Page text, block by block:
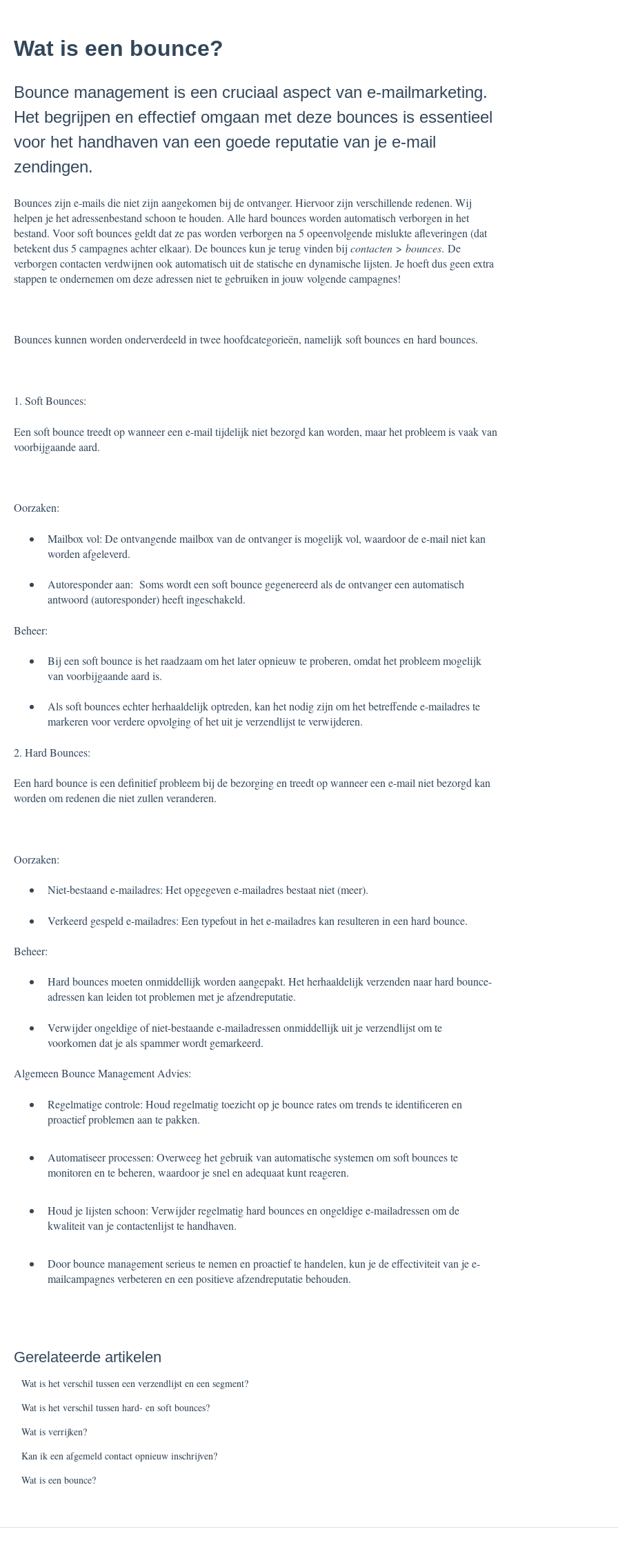
Wat is een bounce?
Bounce management is een cruciaal aspect van e-mailmarketing.
Het begrijpen en effectief omgaan met deze bounces is essentieel
voor het handhaven van een goede reputatie van je e-mail
zendingen.
Bounces zijn e-mails die niet zijn aangekomen bij de ontvanger. Hiervoor zijn verschillende redenen. Wij
helpen je het adressenbestand schoon te houden. Alle hard bounces worden automatisch verborgen in het
bestand. Voor soft bounces geldt dat ze pas worden verborgen na 5 opeenvolgende mislukte afleveringen (dat
betekent dus 5 campagnes achter elkaar). De bounces kun je terug vinden bij contacten> bounces. De
verborgen contacten verdwijnen ook automatisch uit de statische en dynamische lijsten. Je hoeft dus geen extra
stappen te ondernemen om deze adressen niet te gebruiken in jouw volgende campagnes!
Bounces kunnen worden onderverdeeld in twee hoofdcategorieën, namelijk soft bounces en hard bounces.
1. Soft Bounces:
Een soft bounce treedt op wanneer een e-mail tijdelijk niet bezorgd kan worden, maar het probleem is vaak van
voorbijgaande aard.
Oorzaken:
Mailbox vol: De ontvangende mailbox van de ontvanger is mogelijk vol, waardoor de e-mail niet kan
worden afgeleverd.
Autoresponder aan: Soms wordt een soft bounce gegenereerd als de ontvanger een automatisch
antwoord (autoresponder) heeft ingeschakeld.
Beheer:
Bij een soft bounce is het raadzaam om het later opnieuw te proberen, omdat het probleem mogelijk
van voorbijgaande aard is.
Als soft bounces echter herhaaldelijk optreden, kan het nodig zijn om het betreffende e-mailadres te
markeren voor verdere opvolging of het uit je verzendlijst te verwijderen.
2. Hard Bounces:
Een hard bounce is een definitief probleem bij de bezorging en treedt op wanneer een e-mail niet bezorgd kan
worden om redenen die niet zullen veranderen.
Oorzaken:
Niet-bestaand e-mailadres: Het opgegeven e-mailadres bestaat niet (meer).
Verkeerd gespeld e-mailadres: Een typefout in het e-mailadres kan resulteren in een hard bounce.
Beheer:
Hard bounces moeten onmiddellijk worden aangepakt. Het herhaaldelijk verzenden naar hard bounce-
adressen kan leiden tot problemen met je afzendreputatie.
Verwijder ongeldige of niet-bestaande e-mailadressen onmiddellijk uit je verzendlijst om te
voorkomen dat je als spammer wordt gemarkeerd.
Algemeen Bounce Management Advies:
Regelmatige controle: Houd regelmatig toezicht op je bounce rates om trends te identificeren en
proactief problemen aan te pakken.
Automatiseer processen: Overweeg het gebruik van automatische systemen om soft bounces te
monitoren en te beheren, waardoor je snel en adequaat kunt reageren.
Houd je lijsten schoon: Verwijder regelmatig hard bounces en ongeldige e-mailadressen om de
kwaliteit van je contactenlijst te handhaven.
Door bounce management serieus te nemen en proactief te handelen, kun je de effectiviteit van je e-
mailcampagnes verbeteren en een positieve afzendreputatie behouden.
Gerelateerde artikelen
Wat is het verschil tussen een verzendlijst en een segment?
Wat is het verschil tussen hard- en soft bounces?
Wat is verrijken?
Kan ik een afgemeld contact opnieuw inschrijven?
Wat is een bounce?